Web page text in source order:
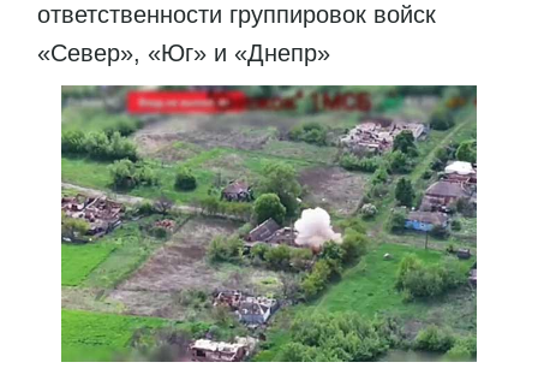
ответственности группировок войск
«Север», «Юг» и «Днепр»